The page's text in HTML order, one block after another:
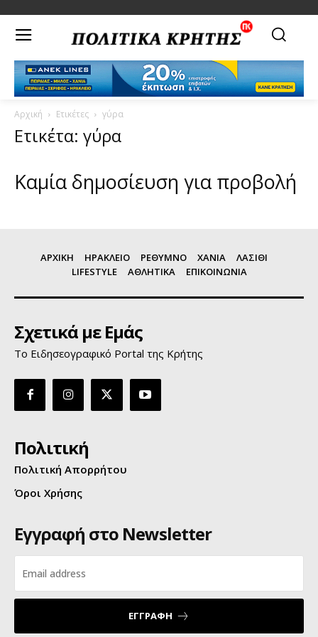
Αρχική Ετικέτες γύρα
Ετικέτα: γύρα
Καμία δημοσίευση για προβολή
ΑΡΧΙΚΗ ΗΡΑΚΛΕΙΟ ΡΕΘΥΜΝΟ ΧΑΝΙΑ
ΛΑΣΙΘΙ
LIFESTYLE
ΑΘΛΗΤΙΚΑ ΕΠΙΚΟΙΝΩΝΙΑ
Σχετικά με Εμάς
Το Ειδησεογραφικό Portal της Κρήτης
Πολιτική
Πολιτική Απορρήτου
Όροι Χρήσης
Εγγραφή στο Newsletter
ΕΓΓΡΑΦΗ